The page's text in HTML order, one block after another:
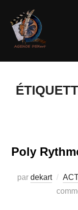
Poly
par dekart